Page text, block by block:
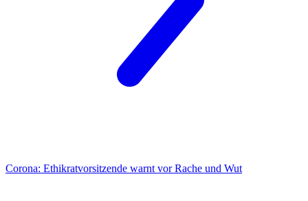
Corona: Ethikratvorsitzende warnt vor Rache und Wut